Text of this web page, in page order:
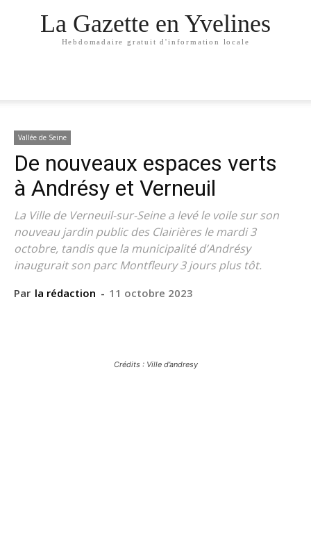
La Gazette en Yvelines
Hebdomadaire gratuit d'information locale
Vallée de Seine
De nouveaux espaces verts
à Andrésy et Verneuil
La Ville de Verneuil-sur-Seine a levé le voile sur son
nouveau jardin public des Clairières le mardi 3
octobre, tandis que la municipalité d’Andrésy
inaugurait son parc Montfleury 3 jours plus tôt.
Par la rédaction - 11 octobre 2023
Crédits : Ville d’andresy